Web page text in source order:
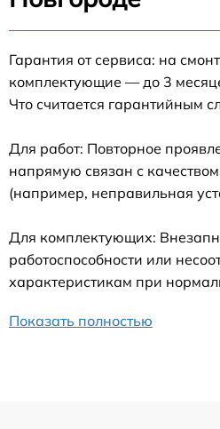
Гарантия от сервиса: на
комплектующие — до 3
Что считается гарантийным
Для работ: Повторное
напрямую связан с
(например, неправильная
Для комплектующих:
работоспособности или
характеристикам при
Показать полностью